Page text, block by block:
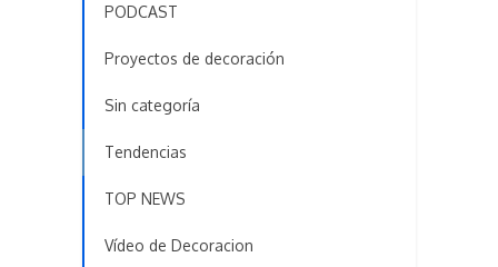
PODCAST
Proyectos de decoración
Sin categoría
Tendencias
TOP NEWS
Vídeo de Decoracion